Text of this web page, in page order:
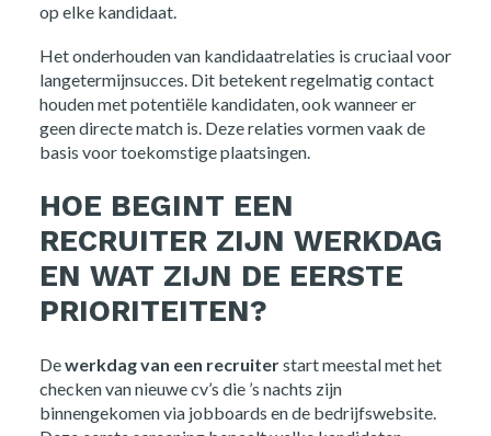
op elke kandidaat.
Het onderhouden van kandidaatrelaties is cruciaal voor
langetermijnsucces. Dit betekent regelmatig contact
houden met potentiële kandidaten, ook wanneer er
geen directe match is. Deze relaties vormen vaak de
basis voor toekomstige plaatsingen.
HOE BEGINT EEN
RECRUITER ZIJN WERKDAG
EN WAT ZIJN DE EERSTE
PRIORITEITEN?
Dewerkdag van een recruiterstart meestal met het
checken van nieuwe cv’s die ’s nachts zijn
binnengekomen via jobboards en de bedrijfswebsite.